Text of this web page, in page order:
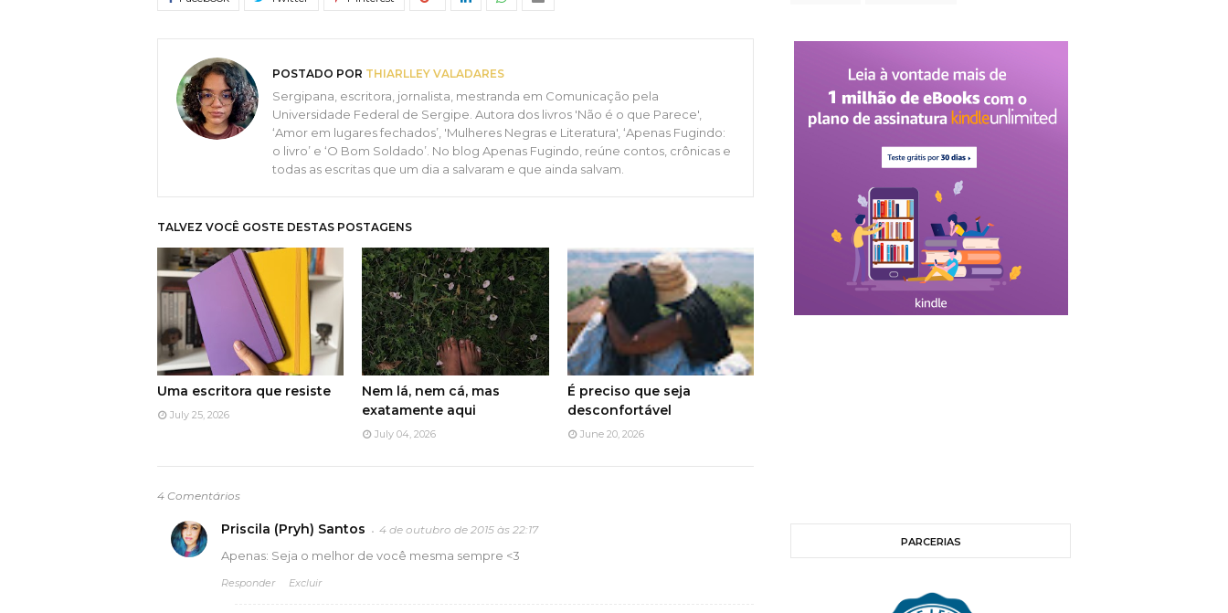
POSTADO POR THIARLLEY VALADARES
Sergipana, escritora, jornalista, mestranda em Comunicação pela
Universidade Federal de Sergipe. Autora dos livros 'Não é o que Parece',
‘Amor em lugares fechados’, 'Mulheres Negras e Literatura', ‘Apenas Fugindo:
o livro’ e ‘O Bom Soldado’. No blog Apenas Fugindo, reúne contos, crônicas e
todas as escritas que um dia a salvaram e que ainda salvam.
TALVEZ VOCÊ GOSTE DESTAS POSTAGENS
Uma escritora que resiste
July 25, 2026
Nem lá, nem cá, mas
exatamente aqui
July 04, 2026
É preciso que seja
desconfortável
June 20, 2026
4 Comentários
Priscila (Pryh) Santos 4 de outubro de 2015 às 22:17
Apenas: Seja o melhor de você mesma sempre <3
Responder Excluir
PARCERIAS